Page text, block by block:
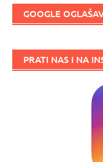
GOOGLE
PRATI NAS I NA